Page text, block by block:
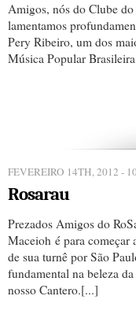
Amigos, nós do Clube
lamentamos
Pery Ribeiro, um dos
Música Popular
FEVEREIRO 14TH, 2012 -
Rosarau
Prezados Amigos do
Maceioh é para começar
de sua turnê por São
fundamental na beleza
nosso Cantero.[...]